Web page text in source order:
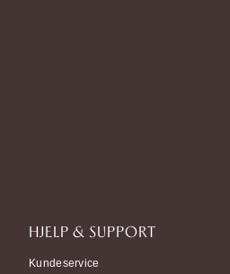
HJELP & SUPPORT
Kundeservice